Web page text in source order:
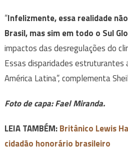
“Infelizmente, essa realidade
Brasil, mas sim em todo o Sul
impactos das desregulações do
Essas disparidades
América Latina”, complementa
Foto de capa: Fael Miranda.
LEIA TAMBÉM:Britânico Lewis
cidadão honorário brasileiro